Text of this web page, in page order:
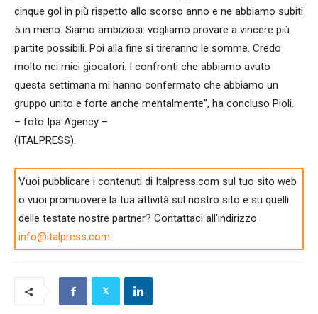
cinque gol in più rispetto allo scorso anno e ne abbiamo subiti
5 in meno. Siamo ambiziosi: vogliamo provare a vincere più
partite possibili. Poi alla fine si tireranno le somme. Credo
molto nei miei giocatori. I confronti che abbiamo avuto
questa settimana mi hanno confermato che abbiamo un
gruppo unito e forte anche mentalmente”, ha concluso Pioli.
– foto Ipa Agency –
(ITALPRESS).
Vuoi pubblicare i contenuti di Italpress.com sul tuo sito web
o vuoi promuovere la tua attività sul nostro sito e su quelli
delle testate nostre partner? Contattaci all'indirizzo
info@italpress.com